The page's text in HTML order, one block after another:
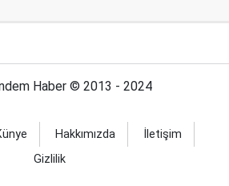
Haber © 2013 - 2024
Hakkımızda
İletişim
Gizlilik